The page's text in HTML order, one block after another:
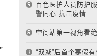
百色医护人员防护
警同心”抗击疫情
空间站第一视角看
“双减”后首个寒假